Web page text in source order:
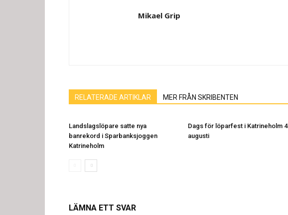
Mikael Grip
RELATERADE ARTIKLAR MER FRÅN SKRIBENTEN
Landslagslöpare satte nya
banrekord i Sparbanksjoggen
Katrineholm
Dags för löparfest i Katrineholm 4
augusti
LÄMNA ETT SVAR